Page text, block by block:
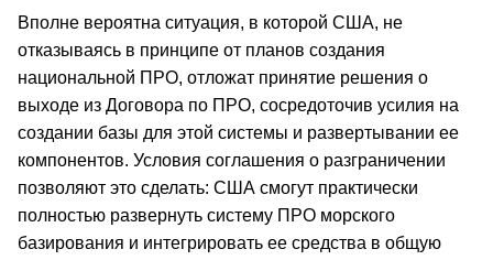
Вполне вероятна ситуация, в которой США, не
отказываясь в принципе от планов создания
национальной ПРО, отложат принятие решения о
выходе из Договора по ПРО, сосредоточив усилия на
создании базы для этой системы и развертывании ее
компонентов. Условия соглашения о разграничении
позволяют это сделать: США смогут практически
полностью развернуть систему ПРО морского
базирования и интегрировать ее средства в общую